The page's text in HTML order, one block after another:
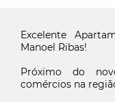
Excelente
Manoel Ribas!
Próximo do
comércios na